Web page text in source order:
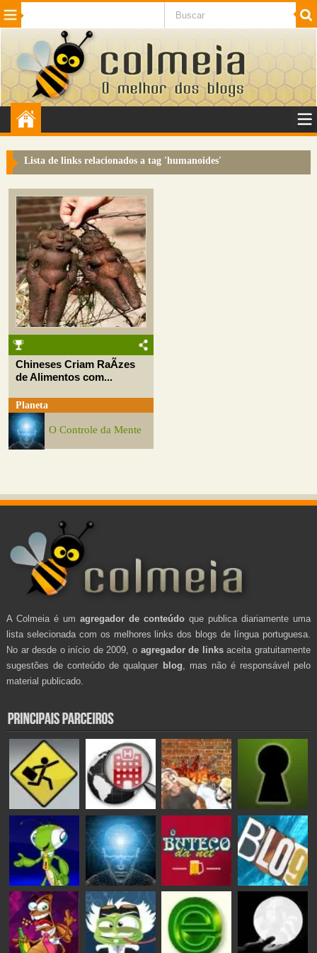
Beleza Cinema e TV
Internet Jogos NotÃ­cias SaÃºde
VeÃ­culos Adulto
Sugerir Link
Colmeia Exchange
Perguntas Frequentes
Sobre
Contato
Lista de links relacionados a tag 'humanoides'
Chineses Criam RaÃ­zes
de Alimentos com...
Planeta
O Controle da Mente
A Colmeia é um agregador de conteúdo que publica diariamente uma
lista selecionada com os melhores links dos blogs de língua portuguesa.
No ar desde o início de 2009, o agregador de linksaceita gratuitamente
sugestões de conteúdo de qualquer blog , mas não é responsável pelo
material publicado.